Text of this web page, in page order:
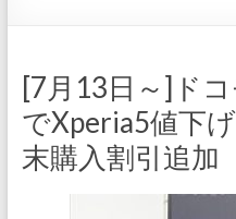
サイ
ト
[7月13日～]ド
でXperia5値下
末購入割引追加